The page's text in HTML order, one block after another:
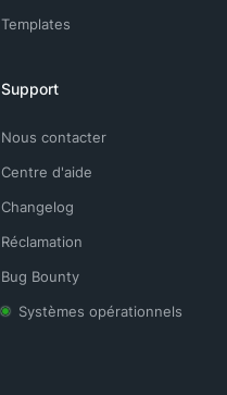
Templates
Support
Nous contacter
Centre d'aide
Changelog
Réclamation
Bug Bounty
Systèmes opérationnels